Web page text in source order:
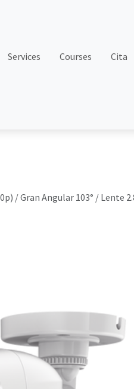
Services Courses Cita
/ Gran Angular 103° /